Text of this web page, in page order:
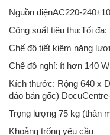
Nguồn điệnAC220-
Công suất tiêu thụ:Tối
Chế độ tiết kiệm năng
Chế độ nghỉ: ít hơn 140
Kích thước: Rộng 640 x
đảo bản gốc)
Trọng lượng 75 kg (thân
Khoảng trống yêu cầu